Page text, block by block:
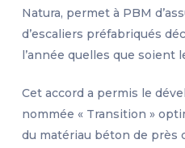
Natura, permet à PBM
d’escaliers préfabriqués
l’année quelles que soient
Cet accord a permis le
nommée « Transition »
du matériau béton de près